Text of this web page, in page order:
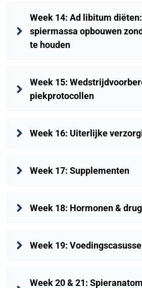
Week 14: Ad libitum
spiermassa opbouwen
te houden
Week 15:
piekprotocollen
Week 16: Uiterlijke
Week 17: Supplementen
Week 18: Hormonen &
Week 19:
Week 20 & 21: